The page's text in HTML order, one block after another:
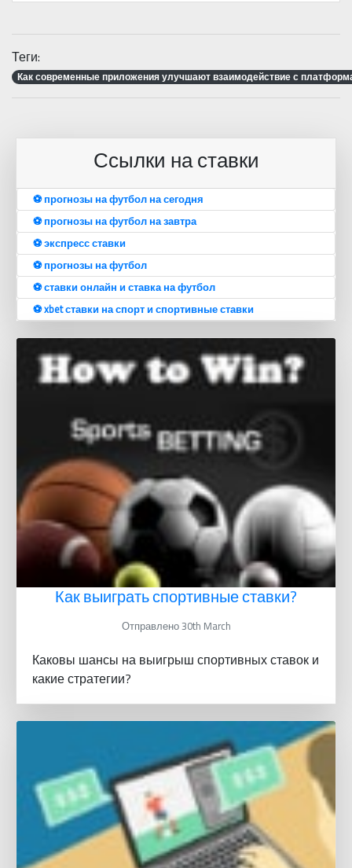
Теги:
Как современные приложения улучшают взаимодействие с
Ссылки на ставки
⚽️ прогнозы на футбол на сегодня
⚽️ прогнозы на футбол на завтра
⚽️ экспресс ставки
⚽️ прогнозы на футбол
⚽️ ставки онлайн и ставка на футбол
⚽️ xbet ставки на спорт и спортивные ставки
Как выиграть спортивные ставки?
Отправлено 30th March
Каковы шансы на выигрыш спортивных ставок и
какие стратегии?